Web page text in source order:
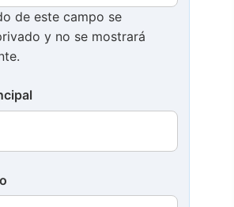
de este campo se
y no se mostrará